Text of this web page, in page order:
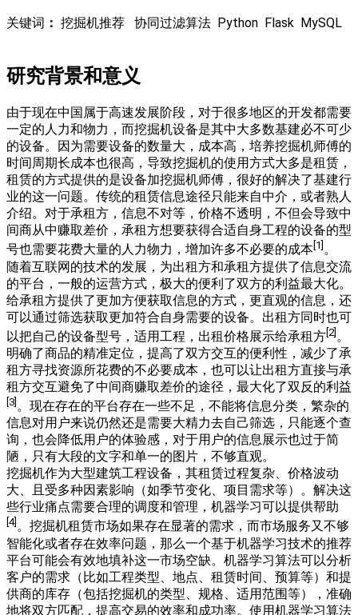
关键词 ： 挖掘机推荐 协同过滤算法 Python Flask MySQL
研究背景和意义
由于现在中国属于高速发展阶段，对于很多地区的开发都需要
一定的人力和物力，而挖掘机设备是其中大多数基建必不可少
的设备。因为需要设备的数量大，成本高，培养挖掘机师傅的
时间周期长成本也很高，导致挖掘机的使用方式大多是租赁，
租赁的方式提供的是设备加挖掘机师傅，很好的解决了基建行
业的这一问题。传统的租赁信息途径只能来自中介，或者熟人
介绍。对于承租方，信息不对等，价格不透明，不但会导致中
间商从中赚取差价，承租方想要获得合适自身工程的设备的型
号也需要花费大量的人力物力，增加许多不必要的成本 [1] 。
随着互联网的技术的发展，为出租方和承租方提供了信息交流
的平台，一般的运营方式，极大的便利了双方的利益最大化。
给承租方提供了更加方便获取信息的方式，更直观的信息，还
可以通过筛选获取更加符合自身需要的设备。出租方同时也可
以把自己的设备型号，适用工程，出租价格展示给承租方[2] 。
明确了商品的精准定位，提高了双方交互的便利性，减少了承
租方寻找资源所花费的不必要成本，也可以让出租方直接与承
租方交互避免了中间商赚取差价的途径，最大化了双反的利益
[3] 。现在存在的平台存在一些不足，不能将信息分类，繁杂的
信息对用户来说仍然还是需要大精力去自己筛选，只能逐个查
询，也会降低用户的体验感，对于用户的信息展示也过于简
陋，只有大段的文字和单一的图片，不够直观。
挖掘机作为大型建筑工程设备，其租赁过程复杂、价格波动
大、且受多种因素影响（如季节变化、项目需求等）。解决这
些行业痛点需要合理的调度和管理，机器学习可以提供帮助
[4] 。挖掘机租赁市场如果存在显著的需求，而市场服务又不够
智能化或者存在效率问题，那么一个基于机器学习技术的推荐
平台可能会有效地填补这一市场空缺。机器学习算法可以分析
客户的需求（比如工程类型、地点、租赁时间、预算等）和提
供商的库存（包括挖掘机的类型、规格、适用范围等），准确
地将双方匹配，提高交易的效率和成功率。使用机器学习算法